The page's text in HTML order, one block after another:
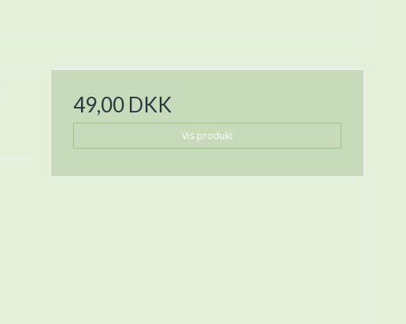
49,00 DKK
Vis produkt